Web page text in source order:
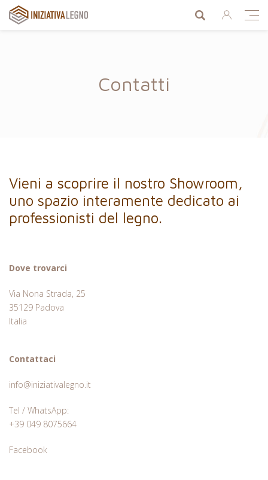
Cerca
Contatti
Vieni a scoprire il nostro Showroom,
uno spazio interamente dedicato ai
professionisti del legno.
Dove trovarci
Via Nona Strada, 25
35129 Padova
Italia
Contattaci
info@iniziativalegno.it
Tel / WhatsApp:
+39 049 8075664
Facebook